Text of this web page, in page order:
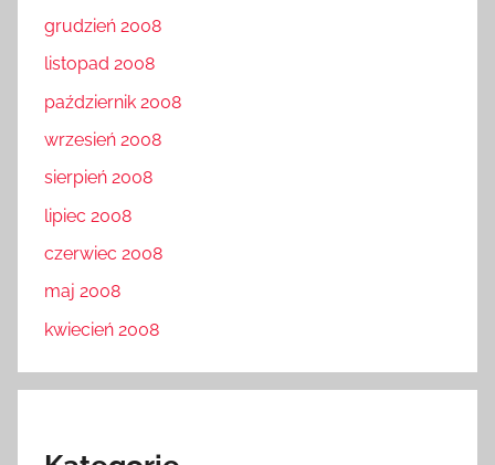
grudzień 2008
listopad 2008
październik 2008
wrzesień 2008
sierpień 2008
lipiec 2008
czerwiec 2008
maj 2008
kwiecień 2008